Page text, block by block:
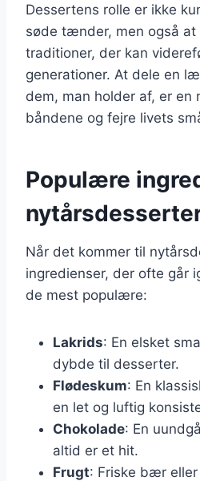
Dessertens rolle er ikke
søde tænder, men også at
traditioner, der kan
generationer. At dele en
dem, man holder af, er en
båndene og fejre livets
Populære
Når det kommer til
ingredienser, der ofte går
de mest populære:
Lakrids: En elsket
dybde til desserter.
Flødeskum: En
en let og luftig
Chokolade: En
altid er et hit.
Frugt: Friske bær